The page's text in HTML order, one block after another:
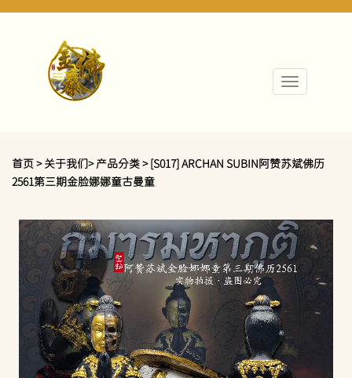
首页 > 关于我们> 产品分类 > [S017] ARCHAN SUBIN阿赞苏斌佛历
2561第三期金脸娜娜童古曼童